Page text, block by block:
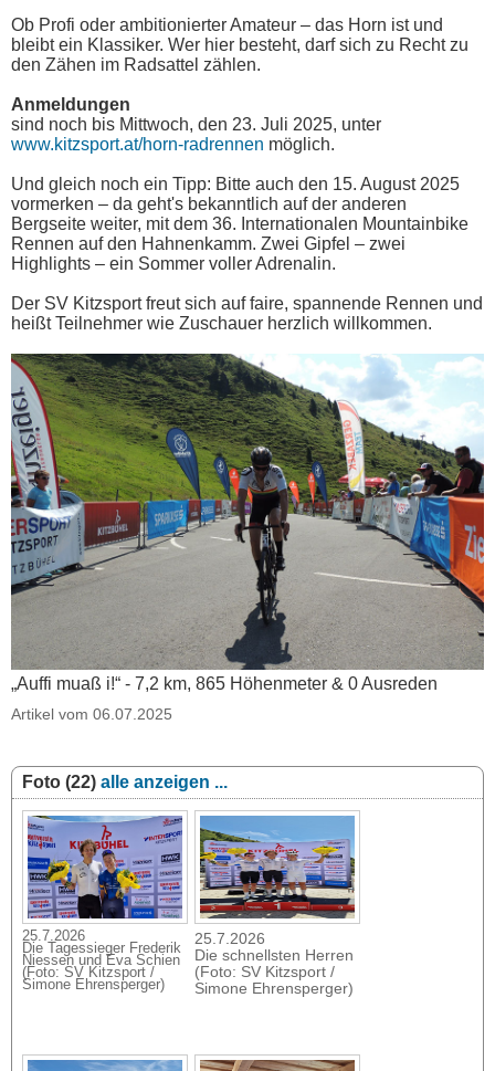
Ob Profi oder ambitionierter Amateur – das Horn ist und
bleibt ein Klassiker. Wer hier besteht, darf sich zu Recht zu
den Zähen im Radsattel zählen.
Anmeldungen
sind noch bis Mittwoch, den 23. Juli 2025, unter
www.kitzsport.at/horn-radrennen möglich.
Und gleich noch ein Tipp: Bitte auch den 15. August 2025
vormerken – da geht's bekanntlich auf der anderen
Bergseite weiter, mit dem 36. Internationalen Mountainbike
Rennen auf den Hahnenkamm. Zwei Gipfel – zwei
Highlights – ein Sommer voller Adrenalin.
Der SV Kitzsport freut sich auf faire, spannende Rennen und
heißt Teilnehmer wie Zuschauer herzlich willkommen.
„Auffi muaß i!“ - 7,2 km, 865 Höhenmeter & 0 Ausreden
Artikel vom 06.07.2025
Foto (22) alle anzeigen ...
25.7.2026
Die Tagessieger Frederik
Niessen und Eva Schien
(Foto: SV Kitzsport /
Simone Ehrensperger)
25.7.2026
Die schnellsten Herren
(Foto: SV Kitzsport /
Simone Ehrensperger)